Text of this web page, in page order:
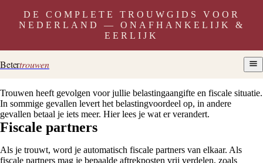
DE COMPLETE TROUWGIDS VOOR
NEDERLAND — ONAFHANKELIJK &
EERLIJK
Betertrouwen
Trouwen heeft gevolgen voor jullie belastingaangifte en fiscale situatie.
In sommige gevallen levert het belastingvoordeel op, in andere
gevallen betaal je iets meer. Hier lees je wat er verandert.
Fiscale partners
Als je trouwt, word je automatisch fiscale partners van elkaar. Als
fiscale partners mag je bepaalde aftrekposten vrij verdelen, zoals